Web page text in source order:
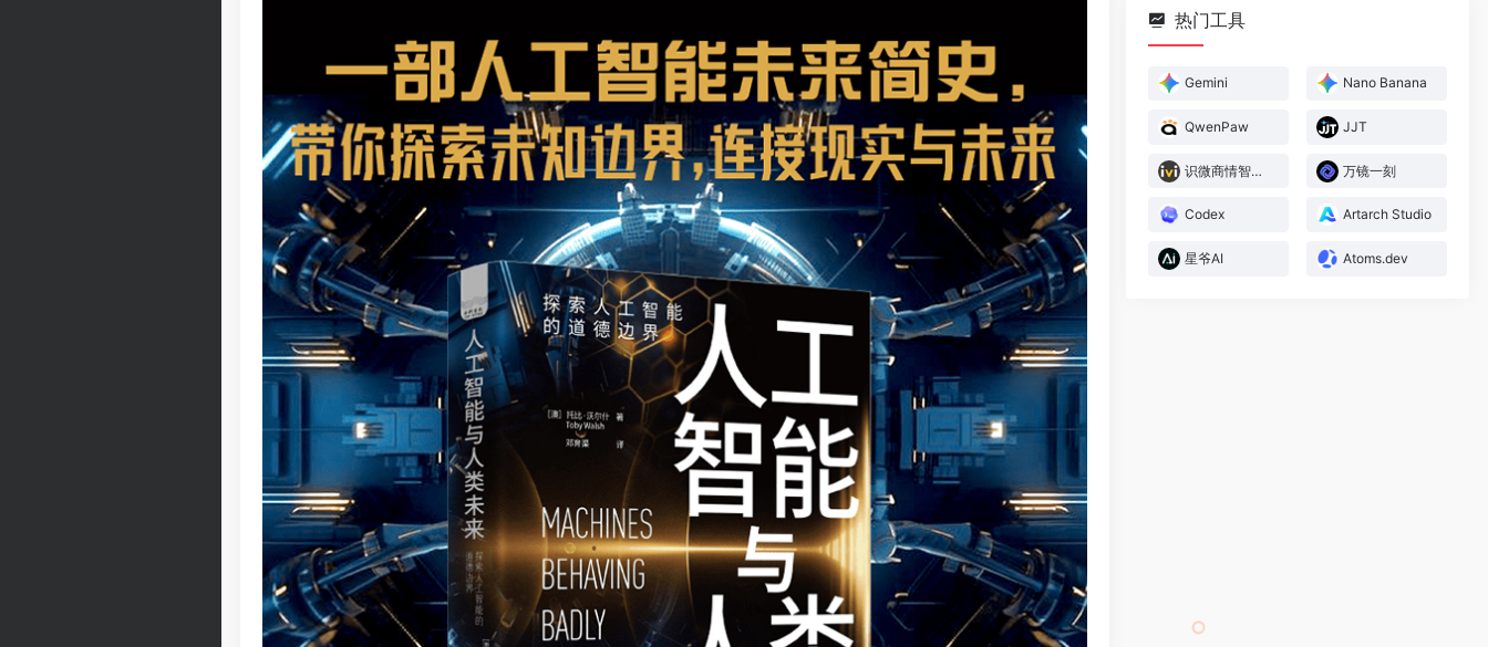
热门工具
Gemini Nano Banana
QwenPaw JJT
识微商情智能体 万镜一刻
Codex Artarch Studio
星爷AI Atoms.dev